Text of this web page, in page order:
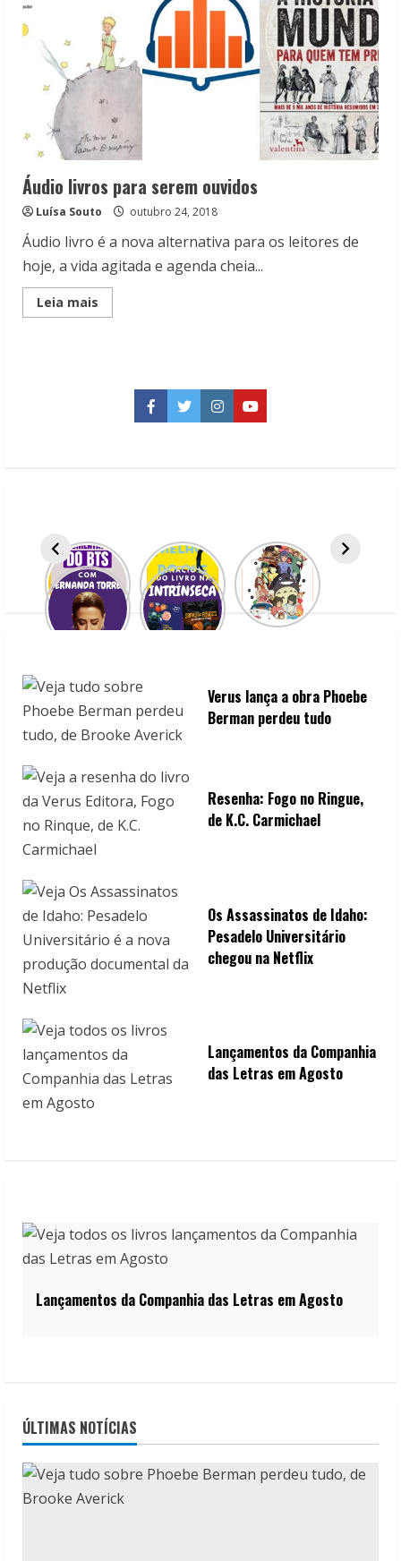
Áudio livros para serem ouvidos
Luísa Souto outubro 24, 2018
Áudio livro é a nova alternativa para os leitores de
hoje, a vida agitada e agenda cheia...
Leia mais
more
ouvidos
Facebook
TwitterInstagramYouTube
Verus lança a obra Phoebe
Berman perdeu tudo
Resenha: Fogo no Ringue,
de K.C. Carmichael
Os Assassinatos de Idaho:
Pesadelo Universitário
chegou na Netflix
Lançamentos da Companhia
das Letras em Agosto
Lançamentos da Companhia das Letras em Agosto
ÚLTIMAS NOTÍCIAS